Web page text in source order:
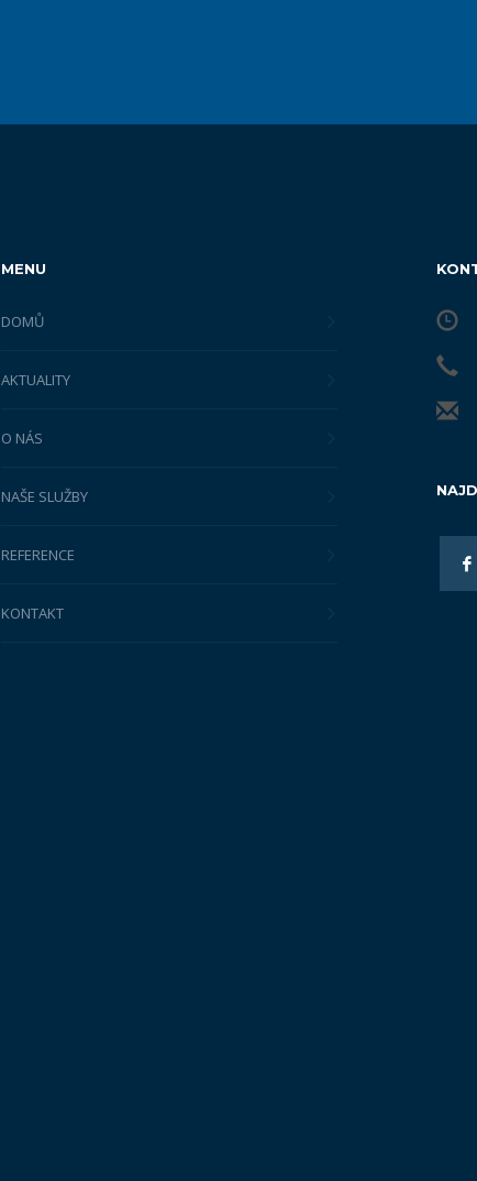
MENU
DOMŮ
AKTUALITY
O NÁS
NAŠE SLUŽBY
REFERENCE
KONTAKT